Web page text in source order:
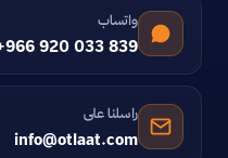
واتساب
920 033 839
راسلنا على
info@otlaat.com